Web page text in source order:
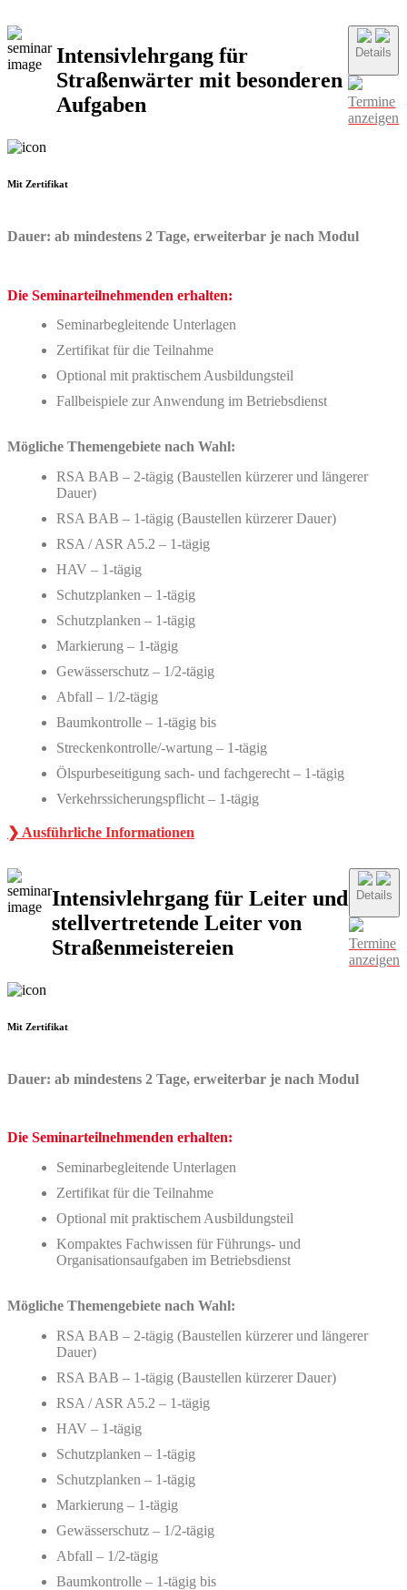
Intensivlehrgang für
Straßenwärter mit besonderen
Aufgaben
Details
Termine
anzeigen
Mit Zertifikat
Dauer: ab mindestens 2 Tage, erweiterbar je nach Modul
Die Seminarteilnehmenden erhalten:
Seminarbegleitende Unterlagen
Zertifikat für die Teilnahme
Optional mit praktischem Ausbildungsteil
Fallbeispiele zur Anwendung im Betriebsdienst
Mögliche Themengebiete nach Wahl:
RSA BAB – 2-tägig (Baustellen kürzerer und längerer
Dauer)
RSA BAB – 1-tägig (Baustellen kürzerer Dauer)
RSA / ASR A5.2 – 1-tägig
HAV – 1-tägig
Schutzplanken – 1-tägig
Schutzplanken – 1-tägig
Markierung – 1-tägig
Gewässerschutz – 1/2-tägig
Abfall – 1/2-tägig
Baumkontrolle – 1-tägig bis
Streckenkontrolle/-wartung – 1-tägig
Ölspurbeseitigung sach- und fachgerecht – 1-tägig
Verkehrssicherungspflicht – 1-tägig
❯ Ausführliche Informationen
Intensivlehrgang für Leiter und
stellvertretende Leiter von
Straßenmeistereien
Details
Termine
anzeigen
Mit Zertifikat
Dauer: ab mindestens 2 Tage, erweiterbar je nach Modul
Die Seminarteilnehmenden erhalten:
Seminarbegleitende Unterlagen
Zertifikat für die Teilnahme
Optional mit praktischem Ausbildungsteil
Kompaktes Fachwissen für Führungs- und
Organisationsaufgaben im Betriebsdienst
Mögliche Themengebiete nach Wahl:
RSA BAB – 2-tägig (Baustellen kürzerer und längerer
Dauer)
RSA BAB – 1-tägig (Baustellen kürzerer Dauer)
RSA / ASR A5.2 – 1-tägig
HAV – 1-tägig
Schutzplanken – 1-tägig
Schutzplanken – 1-tägig
Markierung – 1-tägig
Gewässerschutz – 1/2-tägig
Abfall – 1/2-tägig
Baumkontrolle – 1-tägig bis